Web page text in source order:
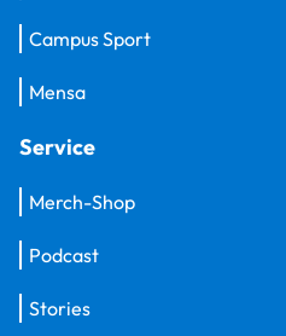
Campus Sport
Mensa
Service
Merch-Shop
Podcast
Stories